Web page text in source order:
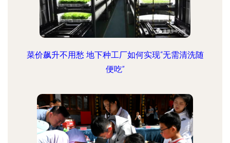
菜价飙升不用愁 地下种工厂如何实现“无需清洗随
便吃”